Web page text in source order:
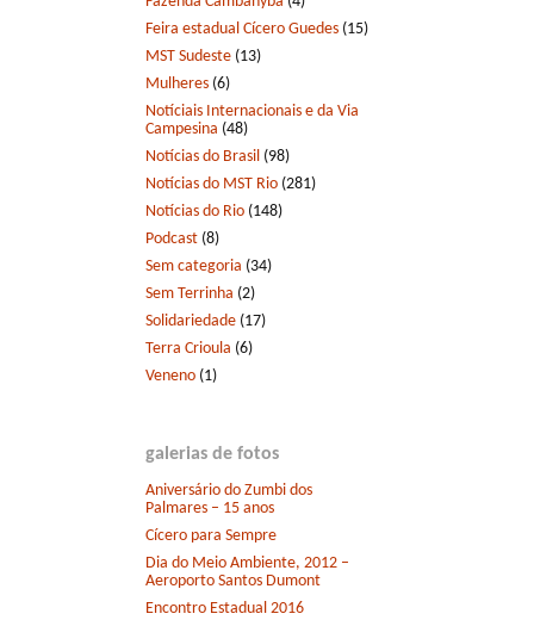
Feira estadual Cícero Guedes (15)
MST Sudeste (13)
Mulheres (6)
Notíciais Internacionais e da Via
Campesina (48)
Notícias do Brasil (98)
Notícias do MST Rio (281)
Notícias do Rio (148)
Podcast (8)
Sem categoria (34)
Sem Terrinha (2)
Solidariedade (17)
Terra Crioula (6)
Veneno (1)
galerias de fotos
Aniversário do Zumbi dos
Palmares – 15 anos
Cícero para Sempre
Dia do Meio Ambiente, 2012 –
Aeroporto Santos Dumont
Encontro Estadual 2016